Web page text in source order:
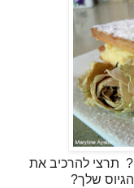
תרצי להרכיב את
שלך?